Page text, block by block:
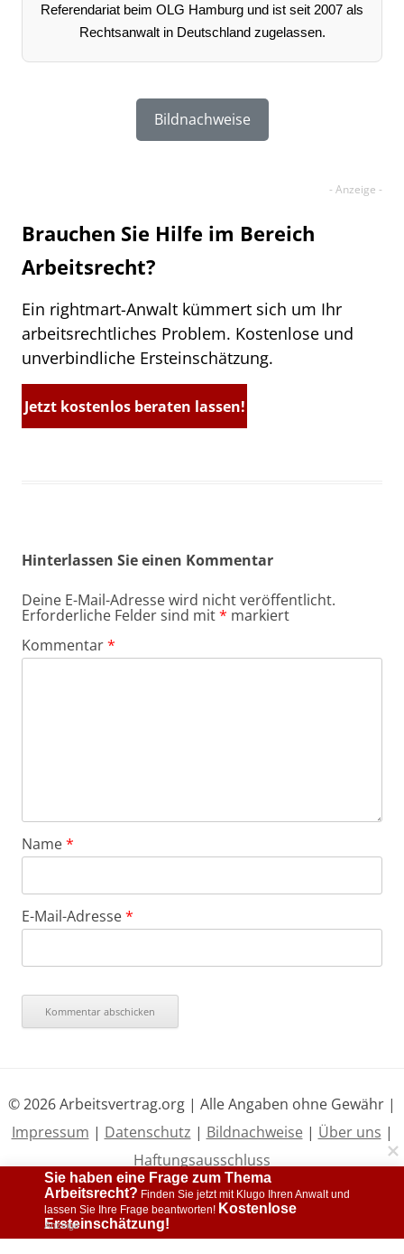
Referendariat beim OLG Hamburg und ist seit 2007 als
Rechtsanwalt in Deutschland zugelassen.
Bildnachweise
Brauchen Sie Hilfe im Bereich
Arbeitsrecht?
Ein rightmart-Anwalt kümmert sich um Ihr
arbeitsrechtliches Problem. Kostenlose und
unverbindliche Ersteinschätzung.
Jetzt kostenlos beraten lassen!
Hinterlassen Sie einen Kommentar
Deine E-Mail-Adresse wird nicht veröffentlicht.
Erforderliche Felder sind mit* markiert
Kommentar*
Name*
E-Mail-Adresse*
© 2026 Arbeitsvertrag.org | Alle Angaben ohne Gewähr |
Impressum | Datenschutz | Bildnachweise | Über uns |
Haftungsausschluss
Sie haben eine Frage zum Thema
Arbeitsrecht? Finden Sie jetzt mit Klugo Ihren Anwalt und
lassen Sie Ihre Frage beantworten! Kostenlose
Ersteinschätzung!
Anzeige